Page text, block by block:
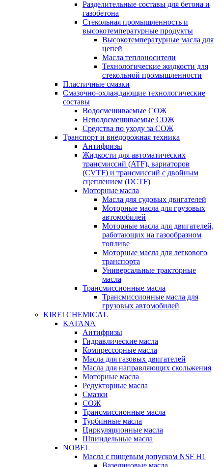
Разделительные составы для бетона и
газобетона
Стекольная промышленность и
высокотемпературные продукты
Высокотемпературные масла для
цепей
Масла теплоносители
Технологические жидкости для
стекольной промышленности
Пластичные смазки
Смазочно-охлаждающие технологические
составы
Водосмешиваемые СОЖ
Неводосмешиваемые СОЖ
Средства по уходу за СОЖ
Транспорт и внедорожная техника
Антифризы
Жидкости для автоматических
трансмиссий (ATF), вариаторов
(CVTF) и трансмиссий с двойным
сцеплением (DCTF)
Моторные масла
Масла для судовых двигателей
Моторные масла для грузовых
автомобилей
Моторные масла для двигателей,
работающих на газообразном
топливе
Моторные масла для легкового
транспорта
Универсальные тракторные
масла
Трансмиссионные масла
Трансмиссионные масла для
грузовых автомобилей
KIREI CHEMICAL
KATANA
Антифризы
Гидравлические масла
Компрессорные масла
Масла для газовых двигателей
Масла для направляющих скольжения
Моторные масла
Редукторные масла
Смазки
СОЖ
Трансмиссионные масла
Турбинные масла
Циркуляционные масла
Шпиндельные масла
NOBEL
Масла с пищевым допуском NSF H1
Вазелиновые масла